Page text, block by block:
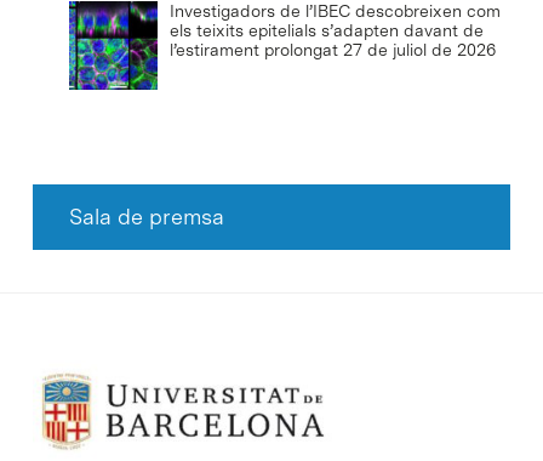
Investigadors de l’IBEC descobreixen com
els teixits epitelials s’adapten davant de
l’estirament prolongat 27 de juliol de 2026
Sala de premsa